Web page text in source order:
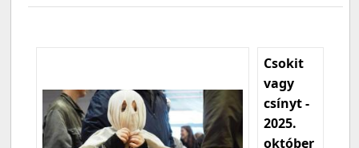
Csokit
vagy
csínyt -
2025.
október